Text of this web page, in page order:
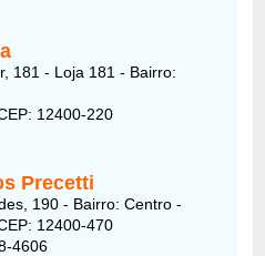
181 - Loja 181 - Bairro:
12400-220
Precetti
190 - Bairro: Centro -
12400-470
4606